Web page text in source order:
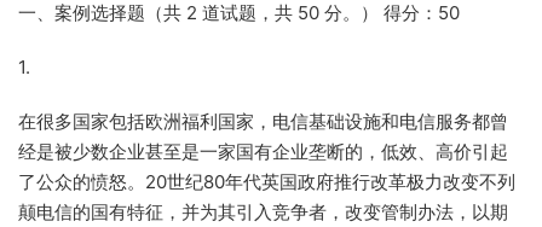
一、案例选择题（共 2 道试题，共 50 分。） 得分：50
1.
在很多国家包括欧洲福利国家，电信基础设施和电信服务都曾
经是被少数企业甚至是一家国有企业垄断的，低效、高价引起
了公众的愤怒。20世纪80年代英国政府推行改革极力改变不列
颠电信的国有特征，并为其引入竞争者，改变管制办法，以期